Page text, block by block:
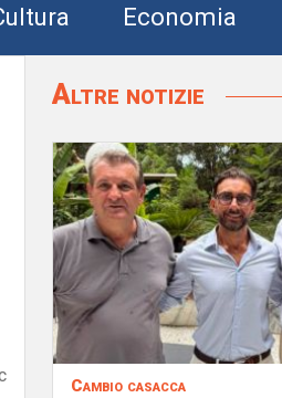
Economia
Altre notizie
Cambio casacca